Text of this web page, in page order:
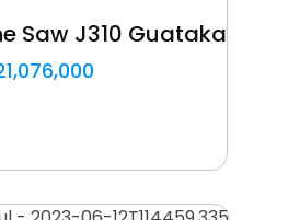
Saw J310 Guataka